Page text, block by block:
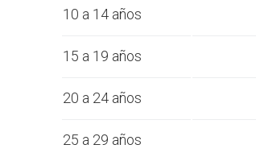
10 a 14 años
15 a 19 años
20 a 24 años
25 a 29 años